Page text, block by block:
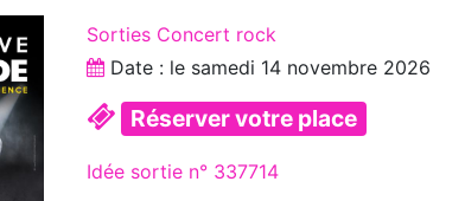
Sorties Concert rock
Date : le samedi 14 novembre 2026
Réserver votre place
Idée sortie n° 337714